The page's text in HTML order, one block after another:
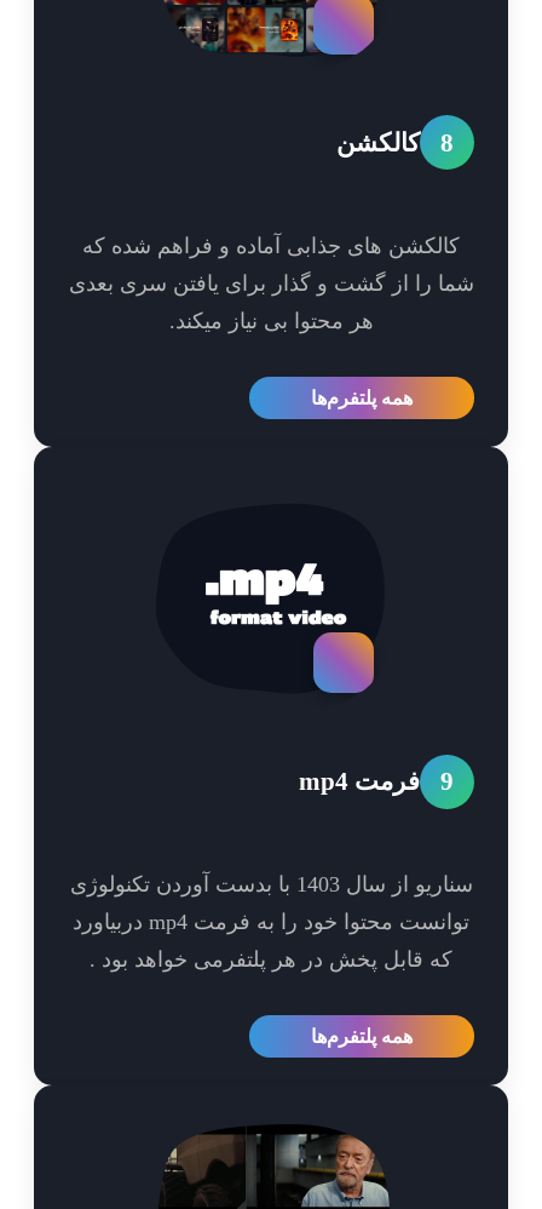
کالکشن
های جذابی آماده و فراهم شده که
را از گشت و گذار برای یافتن سری بعدی
هر محتوا بی نیاز میکند.
همه پلتفرم‌ها
فرمت mp4
سناریو از سال 1403 با بدست آوردن تکنولوژی
توانست محتوا خود را به فرمت mp4 دربیاورد
که قابل پخش در هر پلتفرمی خواهد بود .
همه پلتفرم‌ها